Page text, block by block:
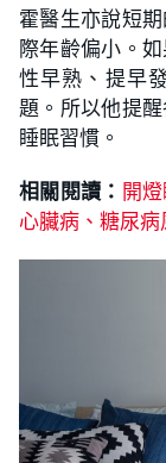
霍醫生亦說短
際年齡偏小。
性早熟、提早
題。所以他提
睡眠習慣。
相關閱讀： 開
心臟病、糖尿